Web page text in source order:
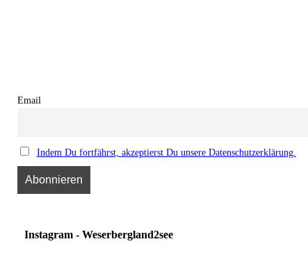
Email
Indem Du fortfährst, akzeptierst Du unsere Datenschutzerklärung.
Instagram - Weserbergland2see